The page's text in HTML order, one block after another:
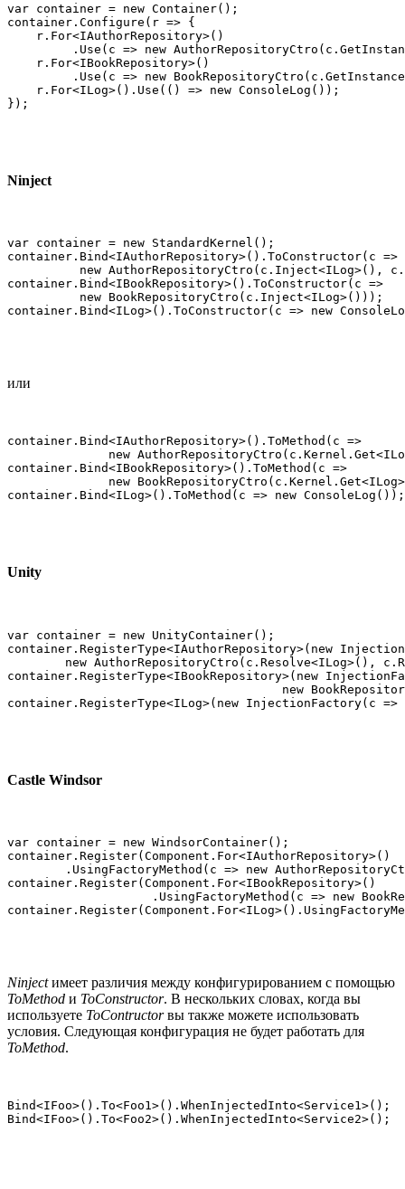
var container = new Container();
container.Configure(r => {
    r.For<IAuthorRepository>()
.Use(c => new
    r.For<IBookRepository>()
.Use(c => new
    r.For<ILog>().Use(() => new ConsoleLog());
});
Ninject
var container = new StandardKernel();
container.Bind<IAuthorRepository>().ToConstructor(c =>
new AuthorRepositoryCtro(c.Inject<ILog>(),
container.Bind<IBookRepository>().ToConstructor(c =>
          new BookRepositoryCtro(c.Inject<ILog>()));
container.Bind<ILog>().ToConstructor(c => new
или
container.Bind<IAuthorRepository>().ToMethod(c =>
new
container.Bind<IBookRepository>().ToMethod(c =>
new
container.Bind<ILog>().ToMethod(c => new ConsoleLog());
Unity
var container = new UnityContainer();
container.RegisterType<IAuthorRepository>(new
new AuthorRepositoryCtro(c.Resolve<ILog>(),
container.RegisterType<IBookRepository>(new
new
container.RegisterType<ILog>(new InjectionFactory(c =>
Castle Windsor
var container = new WindsorContainer();
container.Register(Component.For<IAuthorRepository>()
.UsingFactoryMethod(c => new
container.Register(Component.For<IBookRepository>()
.UsingFactoryMethod(c => new
Ninjectимеет различия между конфигурированием с помощью
ToMethod и ToConstructor. В нескольких словах, когда вы
используете ToContructorвы также можете использовать
условия. Следующая конфигурация не будет работать для
ToMethod.
Bind<IFoo>().To<Foo1>().WhenInjectedInto<Service1>();
Bind<IFoo>().To<Foo2>().WhenInjectedInto<Service2>();